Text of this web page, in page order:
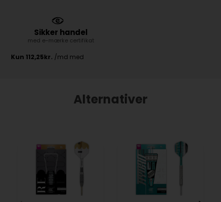
Sikker handel
med e-mærke certifikat
Alternativer